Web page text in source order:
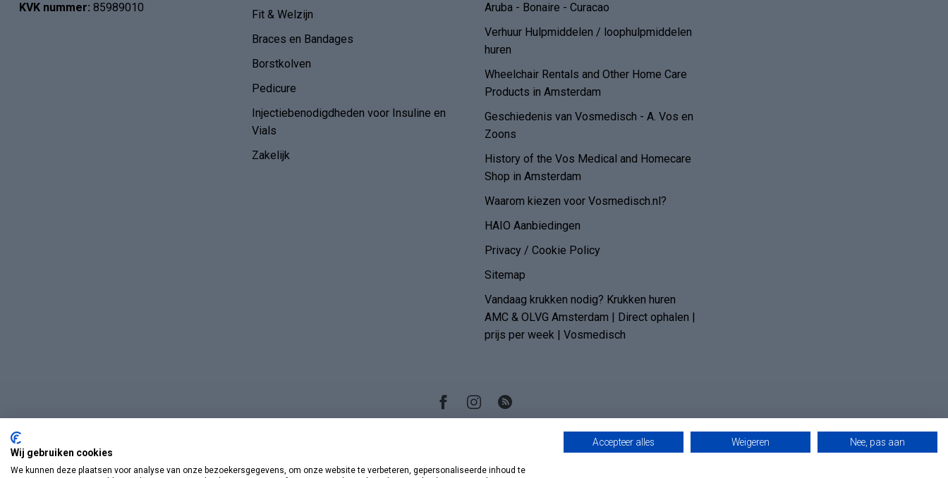
KVK nummer: 85989010
Fit & Welzijn
Braces en Bandages
Borstkolven
Pedicure
Injectiebenodigdheden voor Insuline en
Vials
Zakelijk
Aruba - Bonaire - Curacao
Verhuur Hulpmiddelen / loophulpmiddelen
huren
Wheelchair Rentals and Other Home Care
Products in Amsterdam
Geschiedenis van Vosmedisch - A. Vos en
Zoons
History of the Vos Medical and Homecare
Shop in Amsterdam
Waarom kiezen voor Vosmedisch.nl?
HAIO Aanbiedingen
Privacy / Cookie Policy
Sitemap
Vandaag krukken nodig? Krukken huren
AMC & OLVG Amsterdam | Direct ophalen |
prijs per week | Vosmedisch
Wij gebruiken cookies
We kunnen deze plaatsen voor analyse van onze bezoekersgegevens, om onze website te verbeteren, gepersonaliseerde inhoud te
Accepteer alles Weigeren Nee, pas aan